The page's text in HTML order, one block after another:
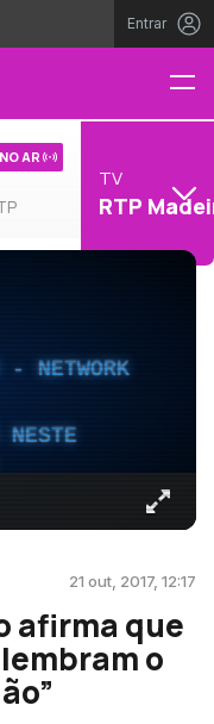
Entrar
NO AR
TV
RTP
NETWORK
NESTE
21 out, 2017, 12:17
afirma que
o